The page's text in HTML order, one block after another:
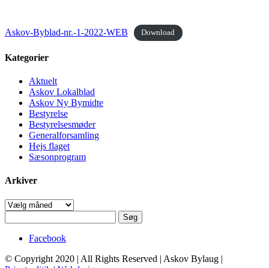
Askov-Byblad-nr.-1-2022-WEB Download
Kategorier
Aktuelt
Askov Lokalblad
Askov Ny Bymidte
Bestyrelse
Bestyrelsesmøder
Generalforsamling
Hejs flaget
Sæsonprogram
Arkiver
Arkiver
efter:
Facebook
© Copyright 2020 | All Rights Reserved | Askov Bylaug |